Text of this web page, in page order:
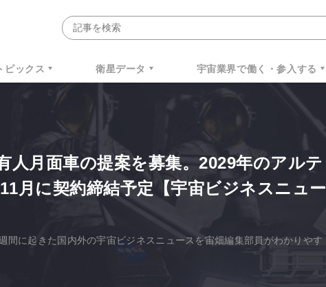
ピックス 衛星データ 宇宙業界で働く・参入する
人月面車の提案を募集。2029年のアルテ
月に契約締結予定【宇宙ビジネスニュー
間に起きた国内外の宇宙ビジネスニュースを宙畑編集部員がわかりやす